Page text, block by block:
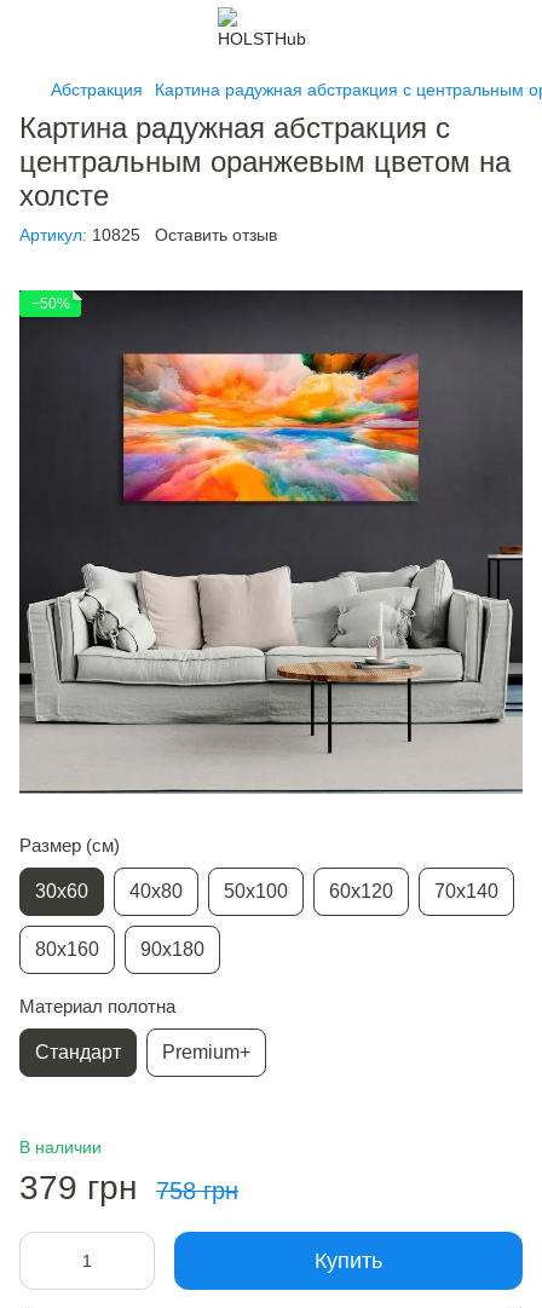
Абстракция Картина радужная абстракция с центральным
Картина радужная абстракция с
центральным оранжевым цветом на
холсте
Артикул: 10825 Оставить отзыв
−50%
Размер (см)
30х60 40х80 50х100 60х120 70х140
80х160 90х180
Материал полотна
Стандарт Premium+
В наличии
379 грн 758 грн
Купить